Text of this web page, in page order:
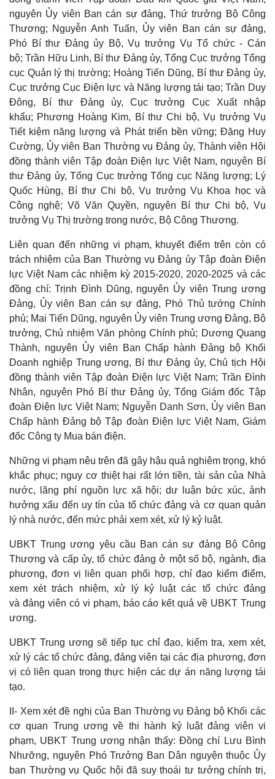
Cuộc sống đó đây
Hồ sơ
Ảnh
E-Magazine
Infographic
Kinh tế
Bất động sản
Khởi nghiệp
Thị trường
Tiêu dùng
Tỷ giá
Chứng khoán
Giá cà phê
nguyên Ủy viên Ban cán sự đảng, Thứ trưởng Bộ Công
Thương; Nguyễn Anh Tuấn, Ủy viên Ban cán sự đảng,
Phó Bí thư Đảng ủy Bộ, Vụ trưởng Vụ Tổ chức - Cán
bộ; Trần Hữu Linh, Bí thư Đảng ủy, Tổng Cục trưởng Tổng
cục Quản lý thị trường; Hoàng Tiến Dũng, Bí thư Đảng ủy,
Cục trưởng Cục Điện lực và Năng lượng tái tạo; Trần Duy
Đông, Bí thư Đảng ủy, Cục trưởng Cục Xuất nhập
khẩu; Phương Hoàng Kim, Bí thư Chi bộ, Vụ trưởng Vụ
Tiết kiệm năng lượng và Phát triển bền vững; Đặng Huy
Cường, Ủy viên Ban Thường vụ Đảng ủy, Thành viên Hội
đồng thành viên Tập đoàn Điện lực Việt Nam, nguyên Bí
thư Đảng ủy, Tổng Cục trưởng Tổng cục Năng lượng; Lý
Quốc Hùng, Bí thư Chi bộ, Vụ trưởng Vụ Khoa học và
Công nghệ; Võ Văn Quyền, nguyên Bí thư Chi bộ, Vụ
trưởng Vụ Thị trường trong nước, Bộ Công Thương.
Liên quan đến những vi phạm, khuyết điểm trên còn có
trách nhiệm của Ban Thường vụ Đảng ủy Tập đoàn Điện
lực Việt Nam các nhiệm kỳ 2015-2020, 2020-2025 và các
đồng chí: Trịnh Đình Dũng, nguyên Ủy viên Trung ương
Đảng, Ủy viên Ban cán sự đảng, Phó Thủ tướng Chính
phủ; Mai Tiến Dũng, nguyên Ủy viên Trung ương Đảng, Bộ
trưởng, Chủ nhiệm Văn phòng Chính phủ; Dương Quang
Thành, nguyên Ủy viên Ban Chấp hành Đảng bộ Khối
Doanh nghiệp Trung ương, Bí thư Đảng ủy, Chủ tịch Hội
đồng thành viên Tập đoàn Điện lực Việt Nam; Trần Đình
Nhân, nguyên Phó Bí thư Đảng ủy, Tổng Giám đốc Tập
đoàn Điện lực Việt Nam; Nguyễn Danh Sơn, Ủy viên Ban
Chấp hành Đảng bộ Tập đoàn Điện lực Việt Nam, Giám
đốc Công ty Mua bán điện.
Những vi phạm nêu trên đã gây hậu quả nghiêm trọng, khó
khắc phục; nguy cơ thiệt hại rất lớn tiền, tài sản của Nhà
nước, lãng phí nguồn lực xã hội; dư luận bức xúc, ảnh
hưởng xấu đến uy tín của tổ chức đảng và cơ quan quản
lý nhà nước, đến mức phải xem xét, xử lý kỷ luật.
UBKT Trung ương yêu cầu Ban cán sự đảng Bộ Công
Thương và cấp ủy, tổ chức đảng ở một số bộ, ngành, địa
phương, đơn vị liên quan phối hợp, chỉ đạo kiểm điểm,
xem xét trách nhiệm, xử lý kỷ luật các tổ chức đảng
và đảng viên có vi phạm, báo cáo kết quả về UBKT Trung
ương.
UBKT Trung ương sẽ tiếp tục chỉ đạo, kiểm tra, xem xét,
xử lý các tổ chức đảng, đảng viên tại các địa phương, đơn
vị có liên quan trong thực hiện các dự án năng lượng tái
tạo.
II- Xem xét đề nghị của Ban Thường vụ Đảng bộ Khối các
cơ quan Trung ương về thi hành kỷ luật đảng viên vi
phạm, UBKT Trung ương nhận thấy: Đồng chí Lưu Bình
Nhưỡng, nguyên Phó Trưởng Ban Dân nguyện thuộc Ủy
ban Thường vụ Quốc hội đã suy thoái tư tưởng chính trị,